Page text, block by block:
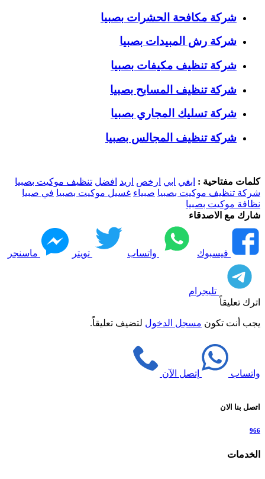
شركة مكافحة الحشرات بصبيا
شركة رش المبيدات بصبيا
شركة تنظيف مكيفات بصبيا
شركة تنظيف المسابح بصبيا
شركة تسليك المجاري بصبيا
شركة تنظيف المجالس بصبيا
كلمات مفتاحية : ابغي ابي ارخص اريد افضل تنظيف موكيت بصبيا
شركة تنظيف موكيت بصبيا صبياء غسيل موكيت بصبيا في صبيا
نظافة موكيت بصبيا
شارك مع الاصدقاء
فيسبوك واتساب تويتر ماسنجر
تليجرام
اترك تعليقاً
يجب أنت تكون مسجل الدخول لتضيف تعليقاً.
واتساب إتصل الآن
اتصل بنا الان
966
الخدمات